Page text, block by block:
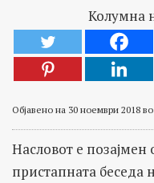
Колумна
Објавено на 30 ноември 2018
Насловот е позајмен
пристапната беседа